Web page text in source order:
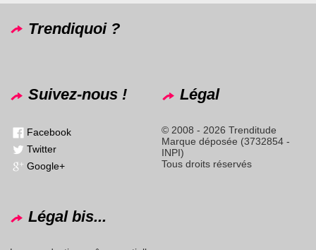
Trendiquoi ?
Suivez-nous !
Facebook
Twitter
Google+
Légal
© 2008 - 2026 Trenditude
Marque déposée (3732854 -
INPI)
Tous droits réservés
Légal bis...